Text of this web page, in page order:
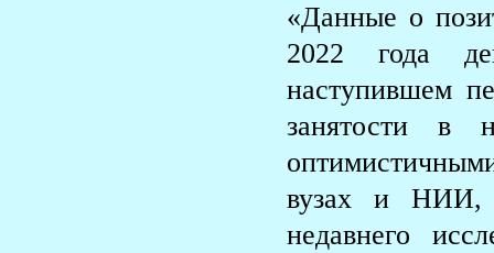
«Данные о
2022 года
наступившем
занятости в
вузах и НИИ,
недавнего